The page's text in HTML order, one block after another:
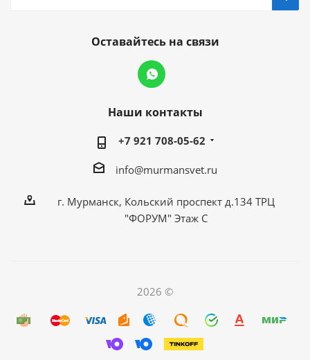
Оставайтесь на связи
Наши контакты
+7 921 708-05-62
info@murmansvet.ru
г. Мурманск, Кольский проспект д.134 ТРЦ
"ФОРУМ" Этаж С
2026 ©